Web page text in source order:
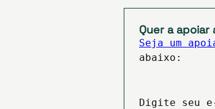
Quer a apoiar
Seja um
abaixo:
Digite seu